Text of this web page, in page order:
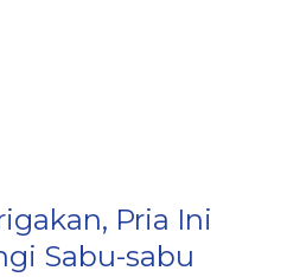
Pria Ini
Sabu-sabu